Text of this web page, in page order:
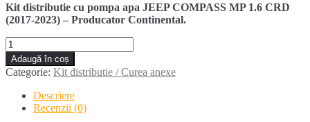
Kit distributie cu pompa apa JEEP COMPASS MP 1.6 CRD
(2017-2023) – Producator Continental.
Cantitate
Kit
distributie
cu
pompa
Adaugă în coș
Categorie: Kit distributie / Curea anexe
Descriere
Recenzii (0)